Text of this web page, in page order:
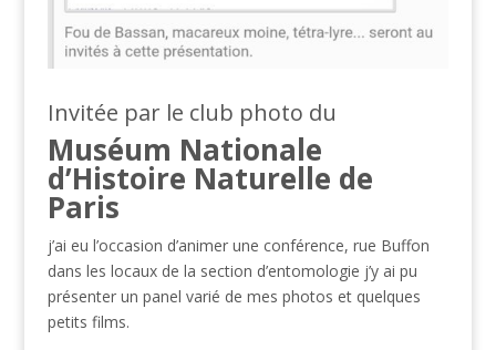
Invitée par le club photo du
Muséum Nationale
d’Histoire Naturelle de
Paris
j’ai eu l’occasion d’animer une conférence, rue Buffon
dans les locaux de la section d’entomologie j’y ai pu
présenter un panel varié de mes photos et quelques
petits films.